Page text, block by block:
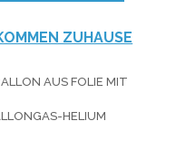
ZUHAUSE
AUS FOLIE MIT
HELIUM